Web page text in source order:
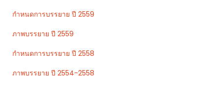
กำหนดการบรรยาย ปี 2559
ภาพบรรยาย ปี 2559
กำหนดการบรรยาย ปี 2558
ภาพบรรยาย ปี 2554-2558